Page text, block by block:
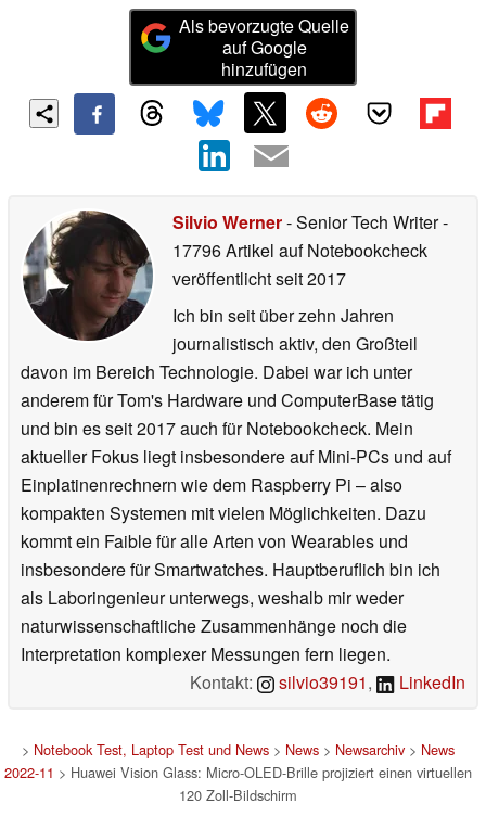
Als bevorzugte Quelle
auf Google
hinzufügen
Silvio Werner- Senior Tech Writer-
17796 Artikel auf Notebookcheck
veröffentlichtseit 2017
Ich bin seit über zehn Jahren
journalistisch aktiv, den Großteil
davon im Bereich Technologie. Dabei war ich unter
anderem für Tom's Hardware und ComputerBase tätig
und bin es seit 2017 auch für Notebookcheck. Mein
aktueller Fokus liegt insbesondere auf Mini-PCs und auf
Einplatinenrechnern wie dem Raspberry Pi – also
kompakten Systemen mit vielen Möglichkeiten. Dazu
kommt ein Faible für alle Arten von Wearables und
insbesondere für Smartwatches. Hauptberuflich bin ich
als Laboringenieur unterwegs, weshalb mir weder
naturwissenschaftliche Zusammenhänge noch die
Interpretation komplexer Messungen fern liegen.
Kontakt:
silvio39191, LinkedIn
> Notebook Test, Laptop Test und News> News> Newsarchiv> News
2022-11 > Huawei Vision Glass: Micro-OLED-Brille projiziert einen virtuellen
120 Zoll-Bildschirm